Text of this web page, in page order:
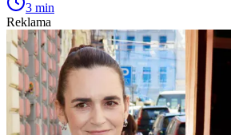
3 min
Reklama